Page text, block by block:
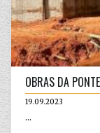
OBRAS DA
19.09.2023
...